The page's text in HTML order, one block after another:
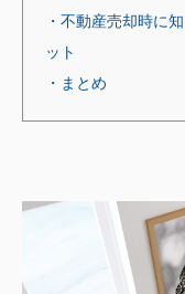
・不動産売却時に
ット
・まとめ